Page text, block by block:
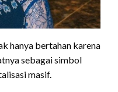
hanya bertahan karena
sebagai simbol
masif.